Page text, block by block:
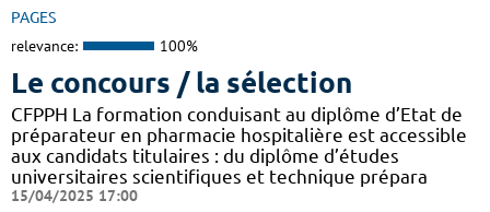
PAGES
relevance: 100%
Le concours / la sélection
CFPPH La formation conduisant au diplôme d’Etat de
préparateur en pharmacie hospitalière est accessible
aux candidats titulaires : du diplôme d’études
universitaires scientifiques et technique prépara
15/04/2025 17:00